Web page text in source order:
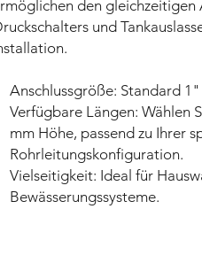
den gleichzeitigen
und
Anschlussgröße: Standard
Verfügbare Längen: Wählen
mm Höhe, passend zu Ihrer
Rohrleitungskonfiguration.
Vielseitigkeit: Ideal für
Bewässerungssysteme.